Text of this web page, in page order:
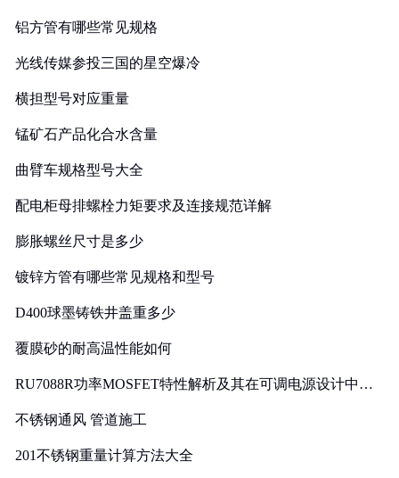
铝方管有哪些常见规格
光线传媒参投三国的星空爆冷
横担型号对应重量
锰矿石产品化合水含量
曲臂车规格型号大全
配电柜母排螺栓力矩要求及连接规范详解
膨胀螺丝尺寸是多少
镀锌方管有哪些常见规格和型号
D400球墨铸铁井盖重多少
覆膜砂的耐高温性能如何
RU7088R功率MOSFET特性解析及其在可调电源设计中的
不锈钢通风 管道施工
201不锈钢重量计算方法大全